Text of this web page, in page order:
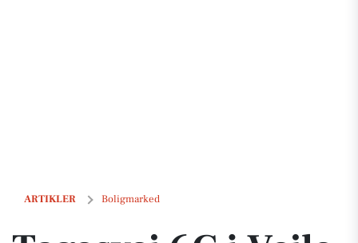
ARTIKLER Boligmarked
Tagesvej 6C i Vejle er solgt for 5.400.000 - se køberen og 18 andre